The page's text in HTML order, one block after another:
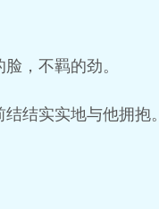
，不羁的劲。
结实实地与他拥抱。